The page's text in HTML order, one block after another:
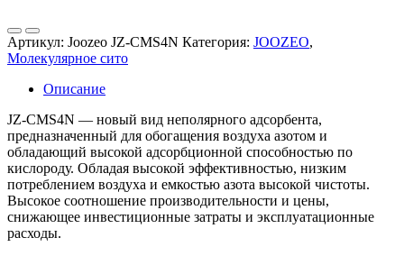
Артикул: Joozeo JZ-CMS4N Категория: JOOZEO,
Молекулярное сито
Описание
JZ-CMS4N — новый вид неполярного адсорбента,
предназначенный для обогащения воздуха азотом и
обладающий высокой адсорбционной способностью по
кислороду. Обладая высокой эффективностью, низким
потреблением воздуха и емкостью азота высокой чистоты.
Высокое соотношение производительности и цены,
снижающее инвестиционные затраты и эксплуатационные
расходы.